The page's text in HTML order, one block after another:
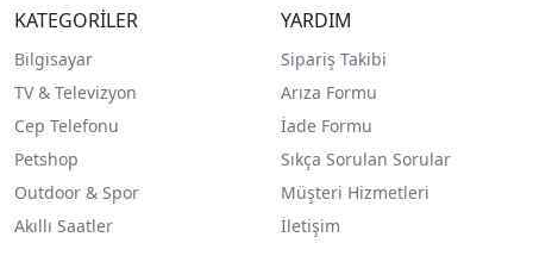
KATEGORİLER
Bilgisayar
TV & Televizyon
Cep Telefonu
Petshop
Outdoor & Spor
Akıllı Saatler
YARDIM
Sipariş Takibi
Arıza Formu
İade Formu
Sıkça Sorulan Sorular
Müşteri Hizmetleri
İletişim